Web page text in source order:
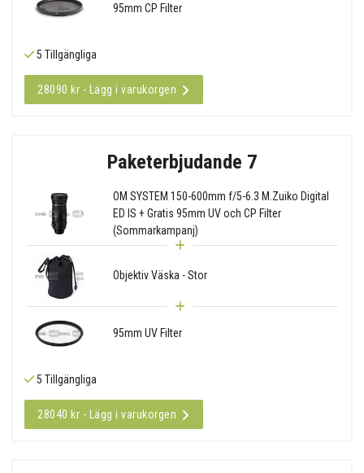
95mm CP Filter
5 Tillgängliga
28090 kr - Lägg i varukorgen
Paketerbjudande 7
OM SYSTEM 150-600mm f/5-6.3 M.Zuiko Digital
ED IS + Gratis 95mm UV och CP Filter
(Sommarkampanj)
Objektiv Väska - Stor
95mm UV Filter
5 Tillgängliga
28040 kr - Lägg i varukorgen